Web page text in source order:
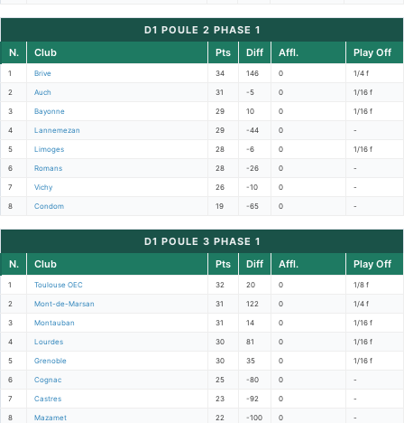
D1 POULE 2 PHASE 1
N.
Club Pts Diff Affl. Play Off
1 Brive 34 146 0 1/4 f
2 Auch 31 -5 0 1/16 f
3 Bayonne 29 10 0 1/16 f
4 Lannemezan 29 -44 0 -
5 Limoges 28 -6 0 1/16 f
6 Romans 28 -26 0 -
7 Vichy 26 -10 0 -
8 Condom 19 -65 0 -
D1 POULE 3 PHASE 1
N.
Club Pts Diff Affl. Play Off
1 Toulouse OEC 32 20 0 1/8 f
2 Mont-de-Marsan 31 122 0 1/4 f
3 Montauban 31 14 0 1/16 f
4 Lourdes 30 81 0 1/16 f
5 Grenoble 30 35 0 1/16 f
6 Cognac 25 -80 0 -
7 Castres 23 -92 0 -
8 Mazamet 22 -100 0 -